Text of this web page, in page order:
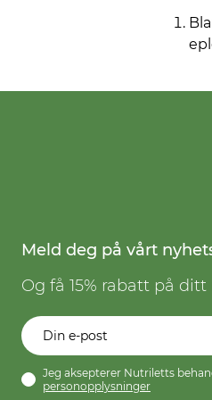
Meld deg på vårt
Og få 15% rabatt på
Jeg aksepterer Nutriletts
personopplysninger